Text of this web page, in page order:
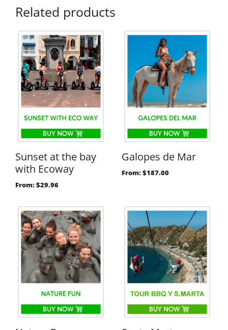
Related products
Sunset at the bay
with Ecoway
From:$29.96
Galopes de Mar
From:$187.00